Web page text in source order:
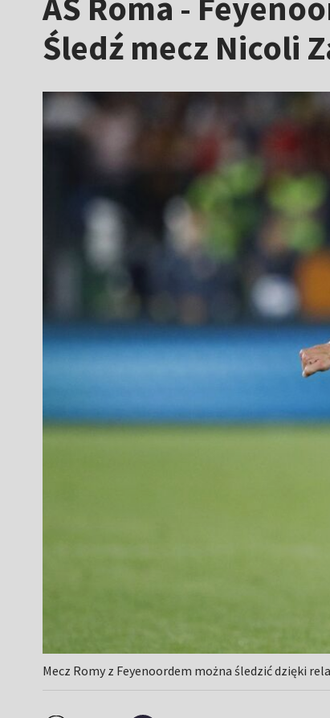
Śledź mecz Nicoli
Mecz Romy z Feyenoordem można śledzić dzięki